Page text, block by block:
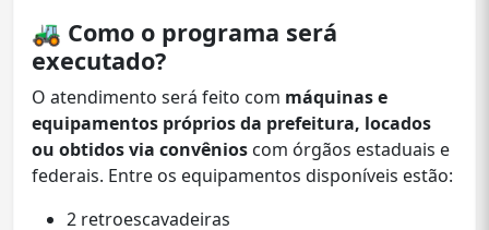
🚜 Como o programa será
executado?
O atendimento será feito com máquinas e
equipamentos próprios da prefeitura, locados
ou obtidos via convênios com órgãos estaduais e
federais. Entre os equipamentos disponíveis estão:
2 retroescavadeiras